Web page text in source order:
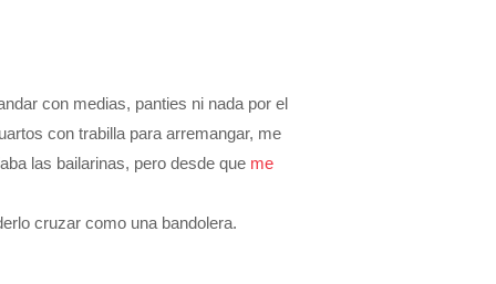
con medias, panties ni nada por el
con trabilla para arremangar, me
las bailarinas, pero desde que me
cruzar como una bandolera.